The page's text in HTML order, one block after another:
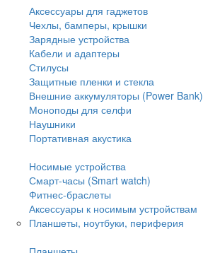
Аксессуары для гаджетов
Чехлы, бамперы, крышки
Зарядные устройства
Кабели и адаптеры
Стилусы
Защитные пленки и стекла
Внешние аккумуляторы (Power Bank)
Моноподы для селфи
Наушники
Портативная акустика
Носимые устройства
Смарт-часы (Smart watch)
Фитнес-браслеты
Аксессуары к носимым устройствам
Планшеты, ноутбуки, периферия